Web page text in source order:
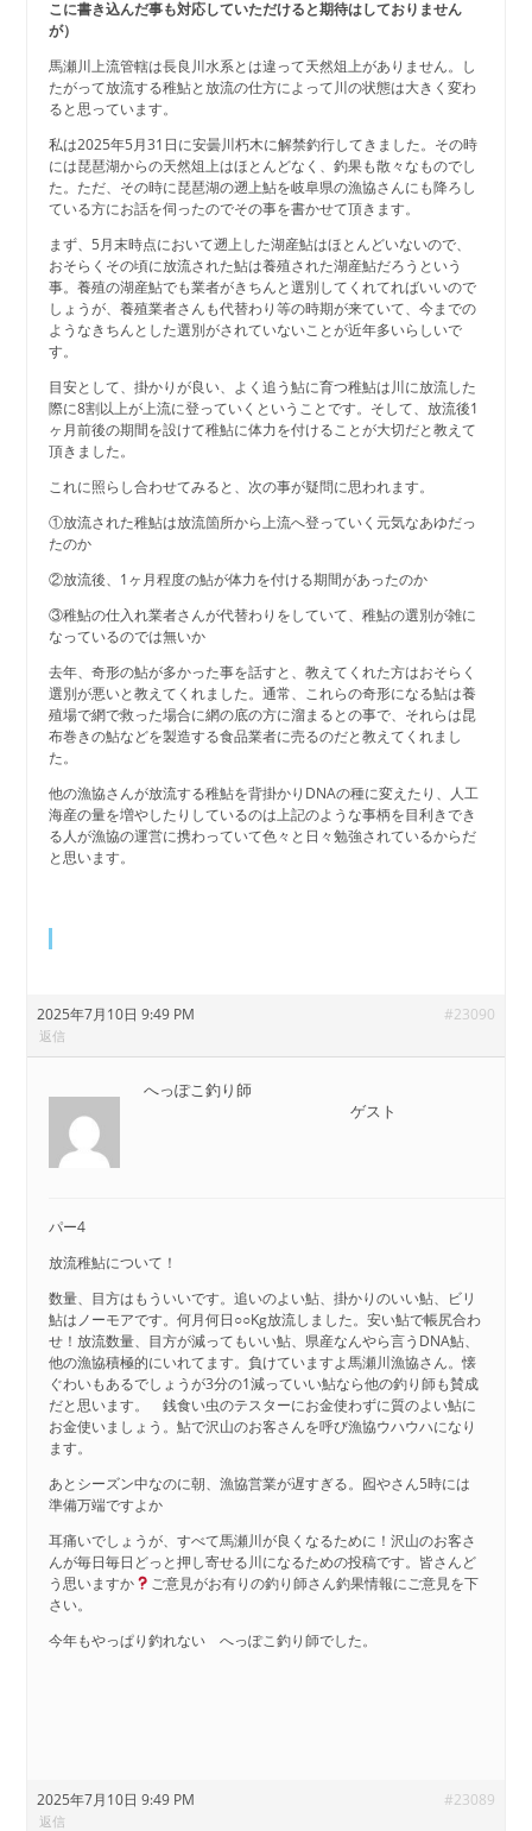
こに書き込んだ事も対応していただけると期待はしておりません
が）
馬瀬川上流管轄は長良川水系とは違って天然俎上がありません。し
たがって放流する稚鮎と放流の仕方によって川の状態は大きく変わ
ると思っています。
私は2025年5月31日に安曇川朽木に解禁釣行してきました。その時
には琵琶湖からの天然俎上はほとんどなく、釣果も散々なものでし
た。ただ、その時に琵琶湖の遡上鮎を岐阜県の漁協さんにも降ろし
ている方にお話を伺ったのでその事を書かせて頂きます。
まず、5月末時点において遡上した湖産鮎はほとんどいないので、
おそらくその頃に放流された鮎は養殖された湖産鮎だろうという
事。養殖の湖産鮎でも業者がきちんと選別してくれてればいいので
しょうが、養殖業者さんも代替わり等の時期が来ていて、今までの
ようなきちんとした選別がされていないことが近年多いらしいで
す。
目安として、掛かりが良い、よく追う鮎に育つ稚鮎は川に放流した
際に8割以上が上流に登っていくということです。そして、放流後1
ヶ月前後の期間を設けて稚鮎に体力を付けることが大切だと教えて
頂きました。
これに照らし合わせてみると、次の事が疑問に思われます。
①放流された稚鮎は放流箇所から上流へ登っていく元気なあゆだっ
たのか
②放流後、1ヶ月程度の鮎が体力を付ける期間があったのか
③稚鮎の仕入れ業者さんが代替わりをしていて、稚鮎の選別が雑に
なっているのでは無いか
去年、奇形の鮎が多かった事を話すと、教えてくれた方はおそらく
選別が悪いと教えてくれました。通常、これらの奇形になる鮎は養
殖場で網で救った場合に網の底の方に溜まるとの事で、それらは昆
布巻きの鮎などを製造する食品業者に売るのだと教えてくれまし
た。
他の漁協さんが放流する稚鮎を背掛かりDNAの種に変えたり、人工
海産の量を増やしたりしているのは上記のような事柄を目利きでき
る人が漁協の運営に携わっていて色々と日々勉強されているからだ
と思います。
2025年7月10日 9:49 PM #23090
返信
へっぽこ釣り師
ゲスト
パー4
放流稚鮎について！
数量、目方はもういいです。追いのよい鮎、掛かりのいい鮎、ビリ
鮎はノーモアです。何月何日○○Kg放流しました。安い鮎で帳尻合わ
せ！放流数量、目方が減ってもいい鮎、県産なんやら言うDNA鮎、
他の漁協積極的にいれてます。負けていますよ馬瀬川漁協さん。懐
ぐわいもあるでしょうが3分の1減っていい鮎なら他の釣り師も賛成
だと思います。 銭食い虫のテスターにお金使わずに質のよい鮎に
お金使いましょう。鮎で沢山のお客さんを呼び漁協ウハウハになり
ます。
あとシーズン中なのに朝、漁協営業が遅すぎる。囮やさん5時には
準備万端ですよか
耳痛いでしょうが、すべて馬瀬川が良くなるために！沢山のお客さ
んが毎日毎日どっと押し寄せる川になるための投稿です。皆さんど
う思いますか
ご意見がお有りの釣り師さん釣果情報にご意見を下
さい。
今年もやっぱり釣れない へっぽこ釣り師でした。
2025年7月10日 9:49 PM #23089
返信